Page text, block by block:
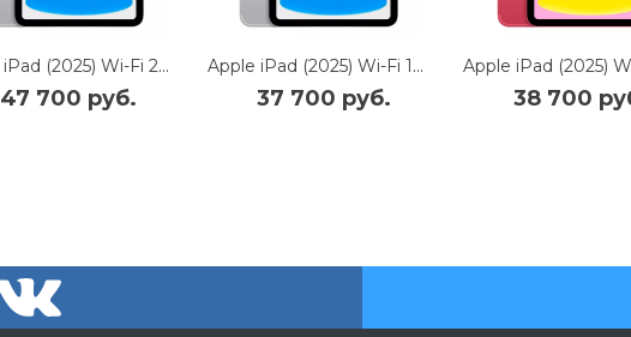
Apple iPad (2025) Wi-Fi 256Gb (Silver)
47 700 руб.
Apple iPad (2025) Wi-Fi 128Gb (Silver)
37 700 руб. 38 700